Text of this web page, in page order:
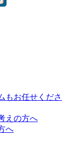
もお任せくださ
えの方へ
へ